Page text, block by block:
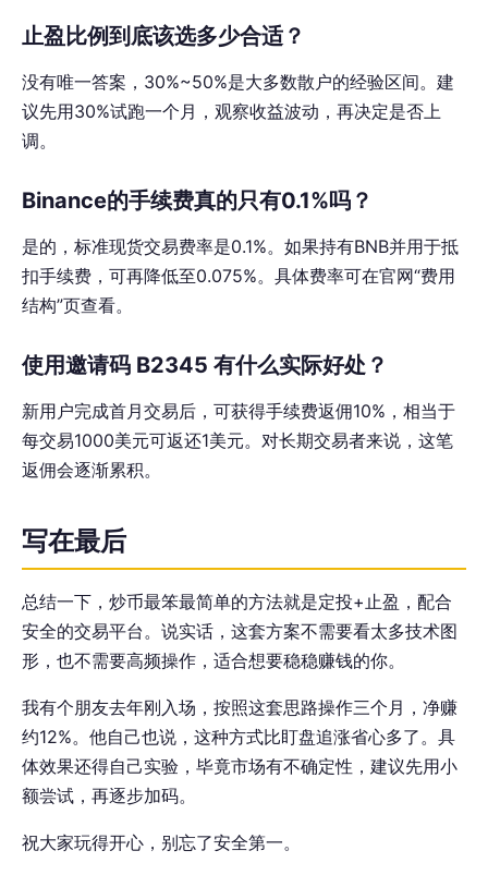
止盈比例到底该选多少合适？
没有唯一答案，30%~50%是大多数散户的经验区间。建
议先用30%试跑一个月，观察收益波动，再决定是否上
调。
Binance的手续费真的只有0.1%吗？
是的，标准现货交易费率是0.1%。如果持有BNB并用于抵
扣手续费，可再降低至0.075%。具体费率可在官网“费用
结构”页查看。
使用邀请码 B2345 有什么实际好处？
新用户完成首月交易后，可获得手续费返佣10%，相当于
每交易1000美元可返还1美元。对长期交易者来说，这笔
返佣会逐渐累积。
写在最后
总结一下，炒币最笨最简单的方法就是定投+止盈，配合
安全的交易平台。说实话，这套方案不需要看太多技术图
形，也不需要高频操作，适合想要稳稳赚钱的你。
我有个朋友去年刚入场，按照这套思路操作三个月，净赚
约12%。他自己也说，这种方式比盯盘追涨省心多了。具
体效果还得自己实验，毕竟市场有不确定性，建议先用小
额尝试，再逐步加码。
祝大家玩得开心，别忘了安全第一。